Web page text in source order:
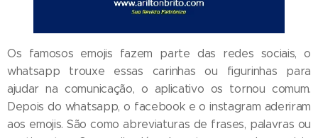
Os famosos emojis fazem parte das redes sociais, o
whatsapp trouxe essas carinhas ou figurinhas para
ajudar na comunicação, o aplicativo os tornou comum.
Depois do whatsapp, o facebook e o instagram aderiram
aos emojis. São como abreviaturas de frases, palavras ou